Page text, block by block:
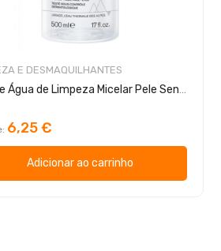
E DESMAQUILHANTES
Uriage Água de Limpeza Micelar Pele Sensível
6,25 €
Adicionar ao carrinho